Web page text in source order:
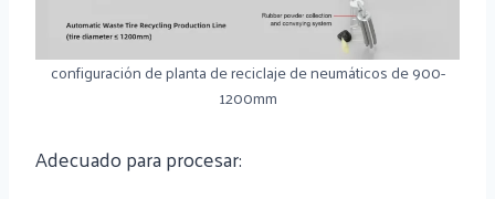
configuración de planta de reciclaje de neumáticos de 900-
1200mm
Adecuado para procesar: